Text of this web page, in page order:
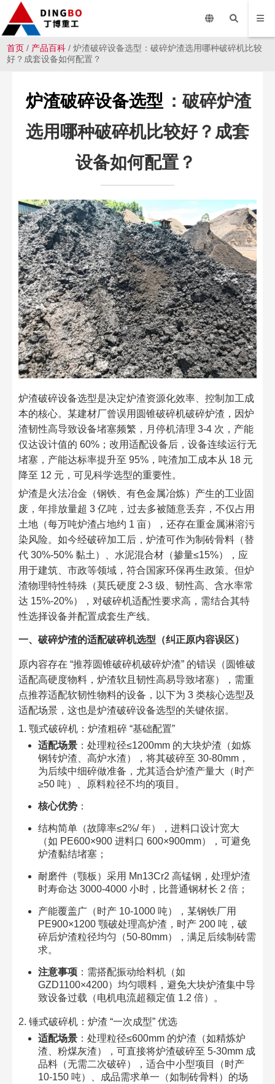
首页 / 产品百科 / 炉渣破碎设备选型：破碎炉渣选用哪种破碎机比较
好？成套设备如何配置？
炉渣破碎设备选型 ：破碎炉渣
选用哪种破碎机比较好？成套
设备如何配置？
炉渣破碎设备选型是决定炉渣资源化效率、控制加工成
本的核心。某建材厂曾误用圆锥破碎机破碎炉渣，因炉
渣韧性高导致设备堵塞频繁，月停机清理 3-4 次，产能
仅达设计值的 60%；改用适配设备后，设备连续运行无
堵塞，产能达标率提升至 95%，吨渣加工成本从 18 元
降至 12 元，可见科学选型的重要性。​
炉渣是火法冶金（钢铁、有色金属冶炼）产生的工业固
废，年排放量超 3 亿吨，过去多被随意丢弃，不仅占用
土地（每万吨炉渣占地约 1 亩），还存在重金属淋溶污
染风险。如今经破碎加工后，炉渣可作为制砖骨料（替
代 30%-50% 黏土）、水泥混合材（掺量≤15%），应
用于建筑、市政等领域，符合国家环保再生政策。但炉
渣物理特性特殊（莫氏硬度 2-3 级、韧性高、含水率常
达 15%-20%），对破碎机适配性要求高，需结合其特
性选择设备并配置成套生产线。​
一、破碎炉渣的适配破碎机选型（纠正原内容误区）​
原内容存在 “推荐圆锥破碎机破碎炉渣” 的错误（圆锥破
适配高硬度物料，炉渣软且韧性高易导致堵塞），需重
点推荐适配软韧性物料的设备，以下为 3 类核心选型及
适配场景，这也是炉渣破碎设备选型的关键依据。​
1. 颚式破碎机：炉渣粗碎 “基础配置”​
适配场景：处理粒径≤1200mm 的大块炉渣（如炼
钢转炉渣、高炉水渣），将其破碎至 30-80mm，
为后续中细碎做准备，尤其适合炉渣产量大（时产
≥50 吨）、原料粒径不均的项目。​
核心优势：​
结构简单（故障率≤2%/ 年），进料口设计宽大
（如 PE600×900 进料口 600×900mm），可避免
炉渣黏结堵塞；​
耐磨件（颚板）采用 Mn13Cr2 高锰钢，处理炉渣
时寿命达 3000-4000 小时，比普通钢材长 2 倍；​
产能覆盖广（时产 10-1000 吨），某钢铁厂用
PE900×1200 颚破处理高炉渣，时产 200 吨，破
碎后炉渣粒径均匀（50-80mm），满足后续制砖需
求。​
注意事项：需搭配振动给料机（如
GZD1100×4200）均匀喂料，避免大块炉渣集中导
致设备过载（电机电流超额定值 1.2 倍）。​
2. 锤式破碎机：炉渣 “一次成型” 优选​
适配场景：处理粒径≤600mm 的炉渣（如精炼炉
渣、粉煤灰渣），可直接将炉渣破碎至 5-30mm 成
品料（无需二次破碎），适合中小型项目（时产
10-150 吨）、成品需求单一（如制砖骨料）的场